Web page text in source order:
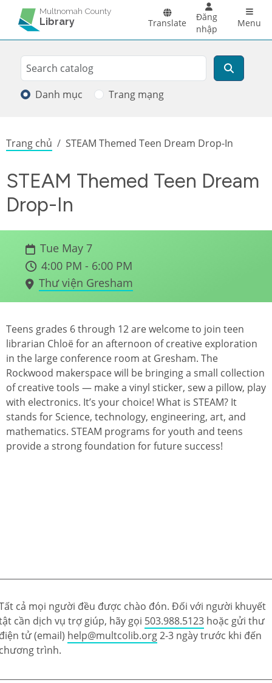
Skip to main content
Multnomah County
Library Translate
Đăng
nhập
Menu
Search
Tìm kiếm
Danh mục Trang mạng
Breadcrumb
Trang chủ STEAM Themed Teen Dream Drop-In
STEAM Themed Teen Dream
Drop-In
Tue May 7
4:00 PM - 6:00 PM
Thư viện Gresham
Teens grades 6 through 12 are welcome to join teen
librarian Chloë for an afternoon of creative exploration
in the large conference room at Gresham. The
Rockwood makerspace will be bringing a small collection
of creative tools — make a vinyl sticker, sew a pillow, play
with electronics. It’s your choice! What is STEAM? It
stands for Science, technology, engineering, art, and
mathematics. STEAM programs for youth and teens
provide a strong foundation for future success!
cả mọi người đều được chào đón. Đối với người khuyết
cần dịch vụ trợ giúp, hãy gọi 503.988.5123 hoặc gửi thư
tử (email) help@multcolib.org2-3 ngày trước khi đến
trình.